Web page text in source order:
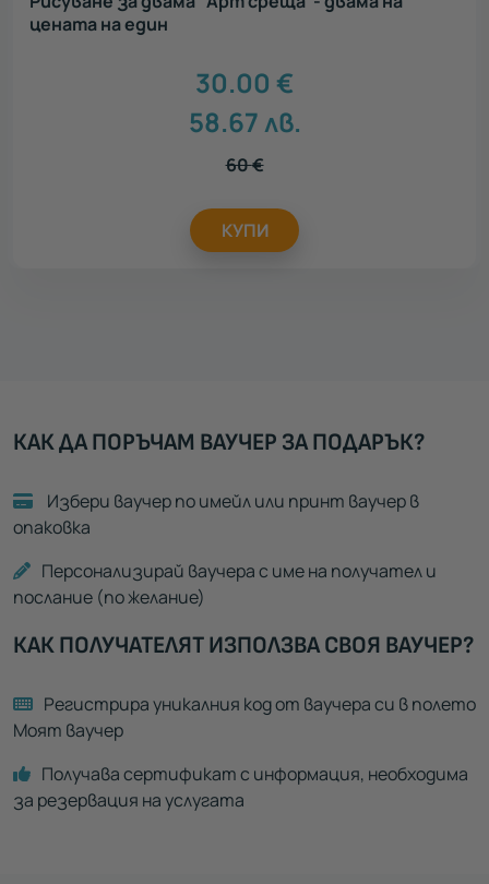
цената на един
30.00 €
58.67лв.
60€
КУПИ
КАК ДА ПОРЪЧАМ ВАУЧЕР ЗА ПОДАРЪК?
Избери ваучер по имейл или принт ваучер в
опаковка
Персонализирай ваучера с име на получател и
послание (по желание)
КАК ПОЛУЧАТЕЛЯТ ИЗПОЛЗВА СВОЯ ВАУЧЕР?
Регистрира уникалния код от ваучера си в полето
Моят ваучер
Получава сертификат с информация, необходима
за резервация на услугата